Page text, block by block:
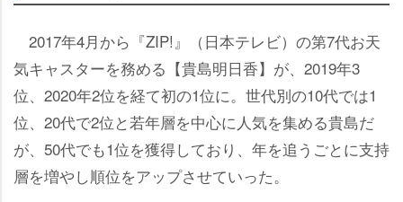
2017年4月から『ZIP!』（日本テレビ）の第7代お天
気キャスターを務める【貴島明日香】が、2019年3
位、2020年2位を経て初の1位に。世代別の10代では1
位、20代で2位と若年層を中心に人気を集める貴島だ
が、50代でも1位を獲得しており、年を追うごとに支持
層を増やし順位をアップさせていった。